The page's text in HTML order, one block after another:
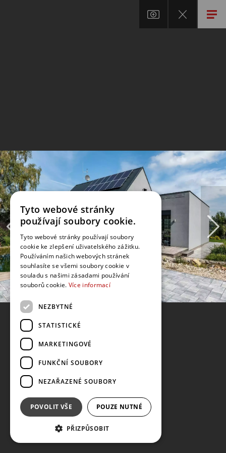
Tyto webové stránky
používají soubory cookie.
Tyto webové stránky používají soubory
cookie ke zlepšení uživatelského zážitku.
Používáním našich webových stránek
souhlasíte se všemi soubory cookie v
souladu s našimi zásadami používání
souborů cookie. Více informací
NEZBYTNÉ
STATISTICKÉ
MARKETINGOVÉ
FUNKČNÍ SOUBORY
NEZAŘAZENÉ SOUBORY
POVOLIT VŠE POUZE NUTNÉ
PŘIZPŮSOBIT